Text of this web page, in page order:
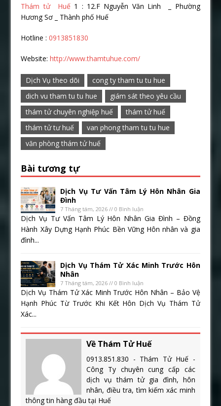
Thám tử Huế1 : 12.F Nguyễn Văn Linh _ Phường
Hương Sơ _ Thành phố Huế
Hotline :0913851830
Website:http://www.thamtuhue.com/
Dịch Vụ theo dõi
cong ty tham tu tu hue
dich vu tham tu tu hue
giám sát theo yêu cầu
thám tử chuyên nghiệp huế
thám tử huế
thám tử tư huế
van phong tham tu tu hue
văn phòng thám tử huế
Bài tương tự
Dịch Vụ Tư Vấn Tâm Lý Hôn Nhân Gia
Đình
7 Tháng tám, 2026 // 0 Bình luận
Dịch Vụ Tư Vấn Tâm Lý Hôn Nhân Gia Đình – Đồng
Hành Xây Dựng Hạnh Phúc Bền Vững Hôn nhân và gia
đình...
Dịch Vụ Thám Tử Xác Minh Trước Hôn
Nhân
7 Tháng tám, 2026 // 0 Bình luận
Dịch Vụ Thám Tử Xác Minh Trước Hôn Nhân – Bảo Vệ
Hạnh Phúc Từ Trước Khi Kết Hôn Dịch Vụ Thám Tử
Xác...
Về Thám Tử Huế
0913.851.830 - Thám Tử Huế -
Công Ty chuyên cung cấp các
dịch vụ thám tử gia đình, hôn
nhân, điều tra, tìm kiếm xác minh
thông tin hàng đầu tại Huế